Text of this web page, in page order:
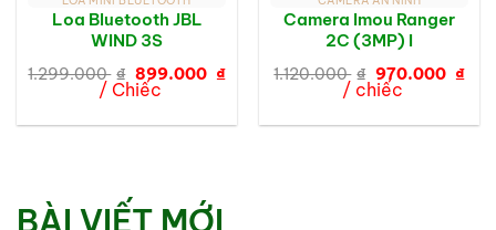
Loa Bluetooth JBL
WIND 3S
1.299.000 ₫ Giá
gốc
là:
899.000 ₫Giá
hiện
899.000 ₫.
/ Chiếc
Camera Imou Ranger
2C (3MP) I
1.120.000 ₫ Giá
gốc
là:
970.000 ₫Giá
/ chiếc
BÀI VIẾT MỚI